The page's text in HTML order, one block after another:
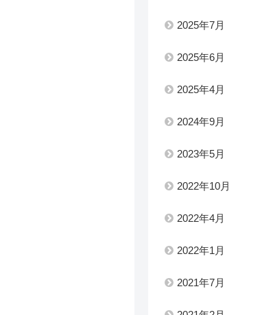
2025年7月
2025年6月
2025年4月
2024年9月
2023年5月
2022年10月
2022年4月
2022年1月
2021年7月